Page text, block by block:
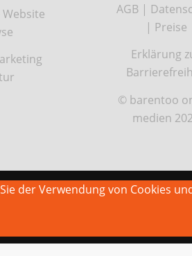
AGB|
| Preise
Erklärung
© barentoo
medien
der Verwendung von Cookies